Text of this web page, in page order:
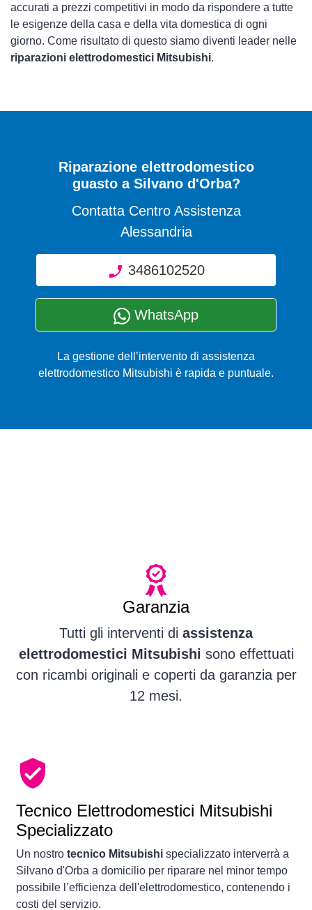
accurati a prezzi competitivi in modo da rispondere a tutte
le esigenze della casa e della vita domestica di ogni
giorno. Come risultato di questo siamo diventi leader nelle
riparazioni elettrodomestici Mitsubishi.
Riparazione elettrodomestico
guasto a Silvano d'Orba?
Contatta Centro Assistenza
Alessandria
3486102520
WhatsApp
La gestione dell’intervento di assistenza
elettrodomestico Mitsubishi è rapida e puntuale.
Garanzia
Tutti gli interventi di assistenza
elettrodomestici Mitsubishi sono effettuati
con ricambi originali e coperti da garanzia per
12 mesi.
Tecnico Elettrodomestici Mitsubishi
Specializzato
Un nostro tecnico Mitsubishi specializzato interverrà a
Silvano d'Orba a domicilio per riparare nel minor tempo
possibile l’efficienza dell'elettrodomestico, contenendo i
costi del servizio.